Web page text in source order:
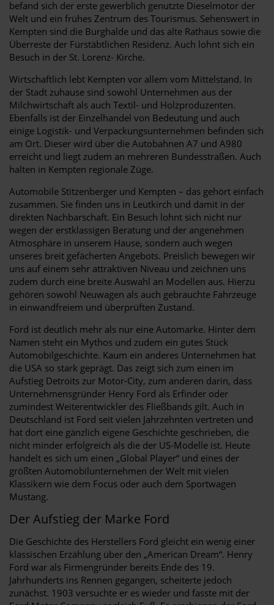
befand sich der erste gewerblich genutzte Dieselmotor der
Welt und ein frühes Zentrum des Tourismus. Sehenswert in
Kempten sind die Burghalde und das alte Rathaus sowie die
Überreste der Fürstäbtlichen Residenz. Auch lohnt sich ein
Besuch in der St. Lorenz- Kirche.
Wirtschaftlich lebt Kempten vor allem vom Mittelstand. In
der Stadt zuhause sind sowohl Unternehmen aus der
Milchwirtschaft als auch Textil- und Holzproduzenten.
Ebenfalls ist der Einzelhandel von Bedeutung und auch
einige Logistik- und Verpackungsunternehmen befinden sich
am Ort. Dieser wird über die Autobahnen A7 und A980
erreicht und liegt zudem an mehreren Bundesstraßen. Auch
halten in Kempten regionale Züge.
Automobile Stitzenberger und Kempten – das gehört einfach
zusammen. Sie finden uns in Leutkirch und damit in der
direkten Nachbarschaft. Ein Besuch lohnt sich nicht nur
wegen der erstklassigen Beratung und der angenehmen
Atmosphäre in unserem Hause, sondern auch wegen
unseres breit gefächerten Angebots. Preislich bewegen wir
uns auf einem sehr attraktiven Niveau und zeichnen uns
zudem durch eine breite Auswahl an Modellen aus. Hierzu
gehören sowohl Neuwagen als auch gebrauchte Fahrzeuge
in einwandfreiem und überprüften Zustand.
Ford ist deutlich mehr als nur eine Automarke. Hinter dem
Namen steht ein Mythos und zudem ein gutes Stück
Automobilgeschichte. Kaum ein anderes Unternehmen hat
die USA so stark geprägt. Das zeigt sich zum einen im
Aufstieg Detroits zur Motor-City, zum anderen darin, dass
Unternehmensgründer Henry Ford als Erfinder oder
zumindest Weiterentwickler des Fließbands gilt. Auch in
Deutschland ist Ford seit vielen Jahrzehnten vertreten und
hat dort eine gänzlich eigene Geschichte geschrieben, die
nicht minder erfolgreich als die der US-Modelle ist. Heute
handelt es sich um einen „Global Player“ und eines der
größten Automobilunternehmen der Welt mit vielen
Klassikern wie dem Focus oder auch dem Sportwagen
Mustang.
Der Aufstieg der Marke Ford
Die Geschichte des Herstellers Ford gleicht ein wenig einer
klassischen Erzählung über den „American Dream“. Henry
Ford war als Firmengründer bereits Ende des 19.
Jahrhunderts ins Rennen gegangen, scheiterte jedoch
zunächst. 1903 versuchte er es wieder und fasste mit der